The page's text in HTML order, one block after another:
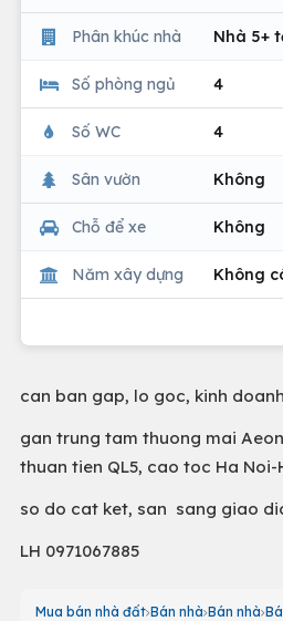
Phân khúc nhà Nhà 5+
Số phòng ngủ 4
Số WC 4
Sân vườn Không
Chỗ để xe Không
Năm xây dựng Không
can ban gap, lo goc, kinh
gan trung tam thuong mai
thuan tien QL5, cao toc Ha Noi-
so do cat ket, san sang giao
LH 0971067885
Mua bán nhà đất Bán nhà Bán nhà